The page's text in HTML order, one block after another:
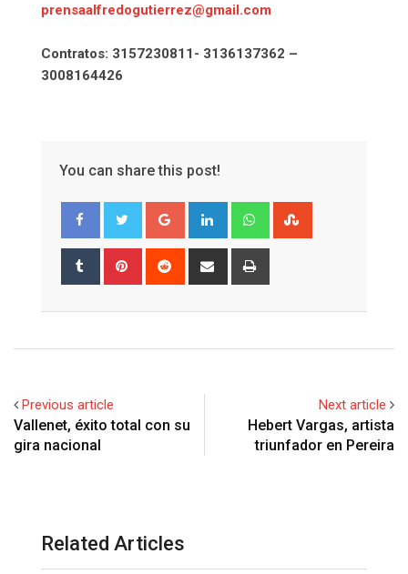
prensaalfredogutierrez@gmail.com
Contratos: 3157230811- 3136137362 –
3008164426
You can share this post!
Google+ LinkedIn Whatsapp
Tumblr Pinterest Reddit
Share
Previous article
Vallenet, éxito total con su
gira nacional
Next article
Hebert Vargas, artista
triunfador en Pereira
Related Articles